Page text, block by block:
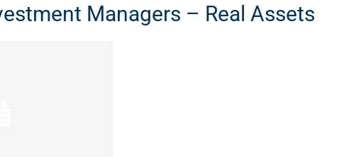
Managers – Real Assets